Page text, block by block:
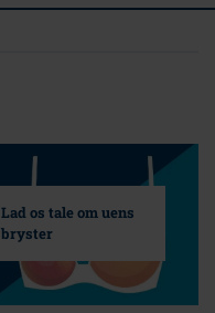
Lad os tale om uens
bryster